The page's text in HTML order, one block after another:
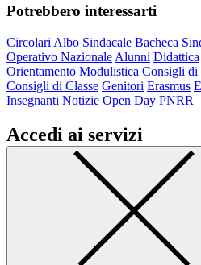
Potrebbero interessarti
Circolari Albo Sindacale Bacheca
Operativo Nazionale Alunni Didattica
Orientamento Modulistica Consigli di
Consigli di Classe Genitori Erasmus
Insegnanti Notizie Open Day PNRR
Accedi ai servizi